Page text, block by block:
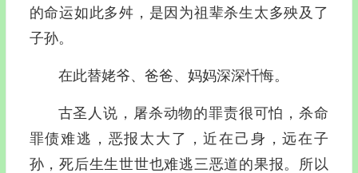
的命运如此多舛，是因为祖辈杀生太多殃及了
子孙。
在此替姥爷、爸爸、妈妈深深忏悔。
古圣人说，屠杀动物的罪责很可怕，杀命
罪债难逃，恶报太大了，近在己身，远在子
孙，死后生生世世也难逃三恶道的果报。所以